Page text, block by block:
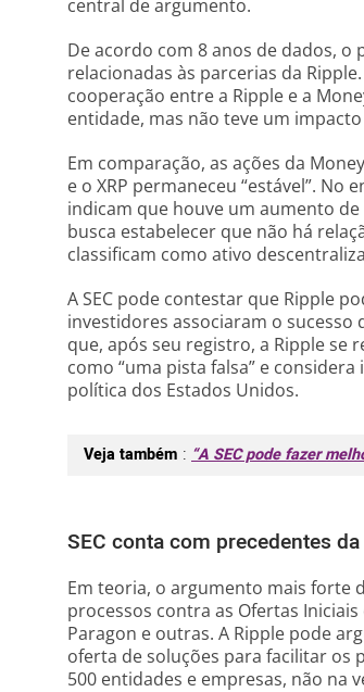
central de argumento.
De acordo com 8 anos de dados, o
relacionadas às parcerias da
cooperação entre a Ripple e a
entidade, mas não teve um
Em comparação, as ações da
e o XRP permaneceu “estável”.
indicam que houve um aumento de
busca estabelecer que não há
classificam como ativo
A SEC pode contestar que Ripple
investidores associaram o
que, após seu registro, a Ripple se
como “uma pista falsa” e
política dos Estados Unidos.
Veja também : “A SEC pode fazer
SEC conta com precedentes
Em teoria, o argumento mais forte
processos contra as Ofertas
Paragon e outras. A Ripple pode
oferta de soluções para facilitar os
500 entidades e empresas, não na